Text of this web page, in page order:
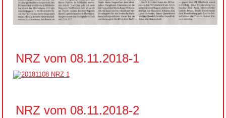
NRZ vom 08.11.2018-1
NRZ vom 08.11.2018-2